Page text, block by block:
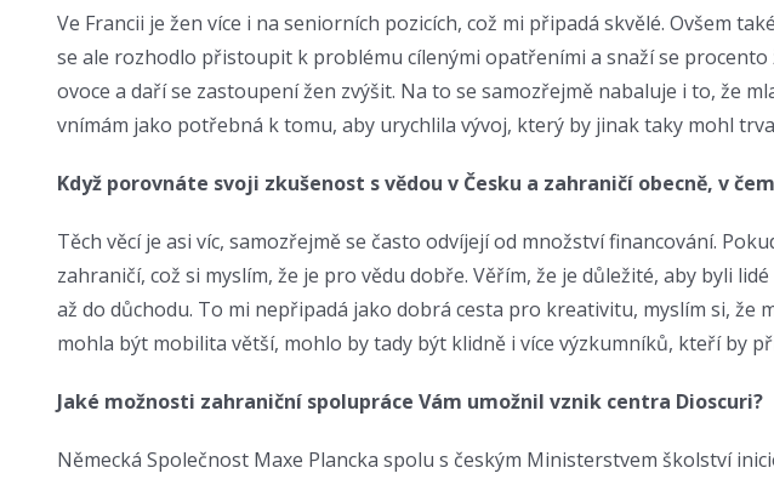
Ve Francii je žen více i na seniorních pozicích, což mi připadá skvělé. Ovšem
se ale rozhodlo přistoupit k problému cílenými opatřeními a snaží se
ovoce a daří se zastoupení žen zvýšit. Na to se samozřejmě nabaluje i to, že
vnímám jako potřebná k tomu, aby urychlila vývoj, který by jinak taky mohl
Když porovnáte svoji zkušenost s vědou v Česku a zahraničí obecně, v
Těch věcí je asi víc, samozřejmě se často odvíjejí od množství financování.
zahraničí, což si myslím, že je pro vědu dobře. Věřím, že je důležité, aby byli
až do důchodu. To mi nepřipadá jako dobrá cesta pro kreativitu, myslím si, že
mohla být mobilita větší, mohlo by tady být klidně i více výzkumníků, kteří by
Jaké možnosti zahraniční spolupráce Vám umožnil vznik centra Dioscuri?
Německá Společnost Maxe Plancka spolu s českým Ministerstvem školství